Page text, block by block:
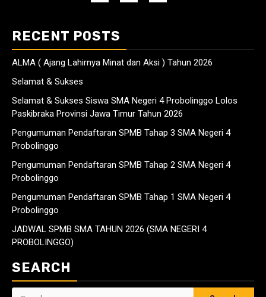
RECENT POSTS
ALMA ( Ajang Lahirnya Minat dan Aksi ) Tahun 2026
Selamat & Sukses
Selamat & Sukses Siswa SMA Negeri 4 Probolinggo Lolos
Paskibraka Provinsi Jawa Timur Tahun 2026
Pengumuman Pendaftaran SPMB Tahap 3 SMA Negeri 4
Probolinggo
Pengumuman Pendaftaran SPMB Tahap 2 SMA Negeri 4
Probolinggo
Pengumuman Pendaftaran SPMB Tahap 1 SMA Negeri 4
Probolinggo
JADWAL SPMB SMA TAHUN 2026 (SMA NEGERI 4
PROBOLINGGO)
SEARCH
Search